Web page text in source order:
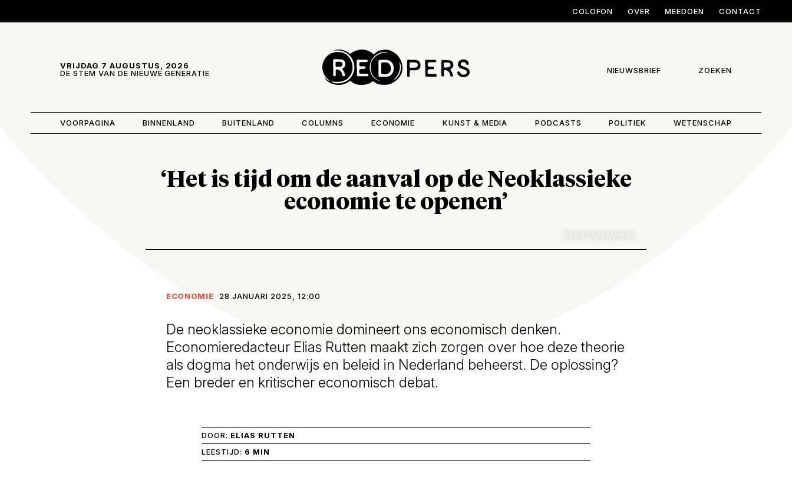
COLOFON OVER MEEDOEN CONTACT
VRIJDAG 7 AUGUSTUS, 2026
DE STEM VAN DE NIEUWE GENERATIE
NIEUWSBRIEF ZOEKEN
VOORPAGINA BINNENLAND BUITENLAND COLUMNS ECONOMIE KUNST & MEDIA PODCASTS POLITIEK WETENSCHAP
‘Het is tijd om de aanval op de Neoklassieke
economie te openen’
Beeld: Maria Makridis
ECONOMIE 28 JANUARI 2025, 12:00
De neoklassieke economie domineert ons economisch denken.
Economieredacteur Elias Rutten maakt zich zorgen over hoe deze theorie
als dogma het onderwijs en beleid in Nederland beheerst. De oplossing?
Een breder en kritischer economisch debat.
DOOR: ELIAS RUTTEN
LEESTIJD: 6 MIN